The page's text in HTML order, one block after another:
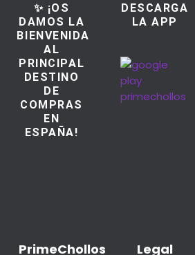
✨ ¡OS
DAMOS LA
BIENVENIDA
AL
PRINCIPAL
DESTINO
DE
COMPRAS
EN
ESPAÑA!
DESCARGA
LA APP
PrimeChollos Legal